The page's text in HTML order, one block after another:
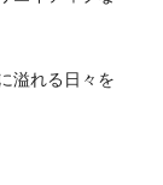
溢れる日々を